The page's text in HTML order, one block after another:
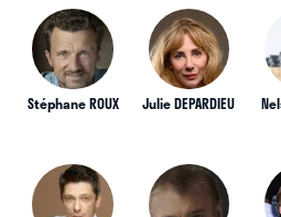
Stéphane ROUX Julie DEPARDIEU